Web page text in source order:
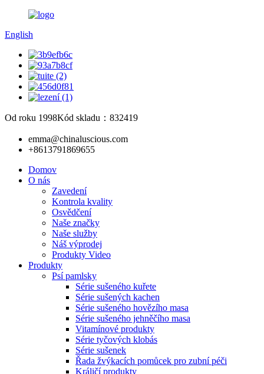
English
Od roku 1998Kód skladu：832419
emma@chinaluscious.com
+8613791869655
Domov
O nás
Zavedení
Kontrola kvality
Osvědčení
Naše značky
Naše služby
Náš výprodej
Produkty Video
Produkty
Psí pamlsky
Série sušeného kuřete
Série sušených kachen
Série sušeného hovězího masa
Série sušeného jehněčího masa
Vitamínové produkty
Série tyčových klobás
Série sušenek
Řada žvýkacích pomůcek pro zubní péči
Králičí produkty